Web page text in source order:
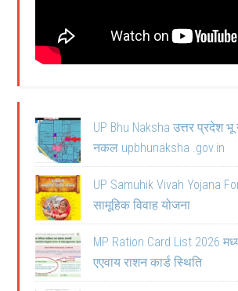
UP Bhu Naksha उत्तर प्रदेश भू
नकल upbhunaksha .gov.in
UP Samuhik Vivah Yojana
सामूहिक विवाह योजना
MP Ration Card List 2026
एएवाय राशन कार्ड स्थिति